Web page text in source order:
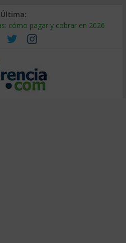
Última:
cómo pagar y cobrar en 2026
y por qué sale tan caro
cómo auditarla a tiempo
de suministro: qué hacer
cómo segmentarlo y venderle